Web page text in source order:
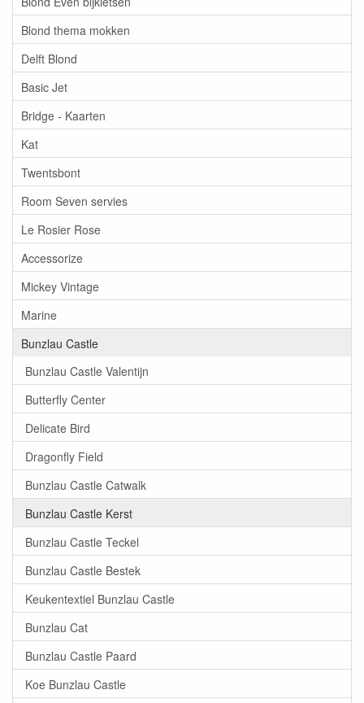
Blond thema mokken
Delft Blond
Basic Jet
Bridge - Kaarten
Kat
Twentsbont
Room Seven servies
Le Rosier Rose
Accessorize
Mickey Vintage
Marine
Bunzlau Castle
Bunzlau Castle Valentijn
Butterfly Center
Delicate Bird
Dragonfly Field
Bunzlau Castle Catwalk
Bunzlau Castle Kerst
Bunzlau Castle Teckel
Bunzlau Castle Bestek
Keukentextiel Bunzlau Castle
Bunzlau Cat
Bunzlau Castle Paard
Koe Bunzlau Castle